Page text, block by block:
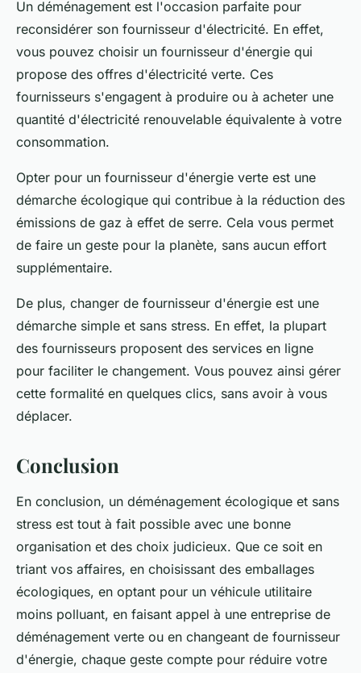
Un déménagement est l'occasion parfaite pour
reconsidérer son fournisseur d'électricité. En effet,
vous pouvez choisir un fournisseur d'énergie qui
propose des offres d'électricité verte. Ces
fournisseurs s'engagent à produire ou à acheter une
quantité d'électricité renouvelable équivalente à votre
consommation.
Opter pour un fournisseur d'énergie verte est une
démarche écologique qui contribue à la réduction des
émissions de gaz à effet de serre. Cela vous permet
de faire un geste pour la planète, sans aucun effort
supplémentaire.
De plus, changer de fournisseur d'énergie est une
démarche simple et sans stress. En effet, la plupart
des fournisseurs proposent des services en ligne
pour faciliter le changement. Vous pouvez ainsi gérer
cette formalité en quelques clics, sans avoir à vous
déplacer.
Conclusion
En conclusion, un déménagement écologique et sans
stress est tout à fait possible avec une bonne
organisation et des choix judicieux. Que ce soit en
triant vos affaires, en choisissant des emballages
écologiques, en optant pour un véhicule utilitaire
moins polluant, en faisant appel à une entreprise de
déménagement verte ou en changeant de fournisseur
d'énergie, chaque geste compte pour réduire votre